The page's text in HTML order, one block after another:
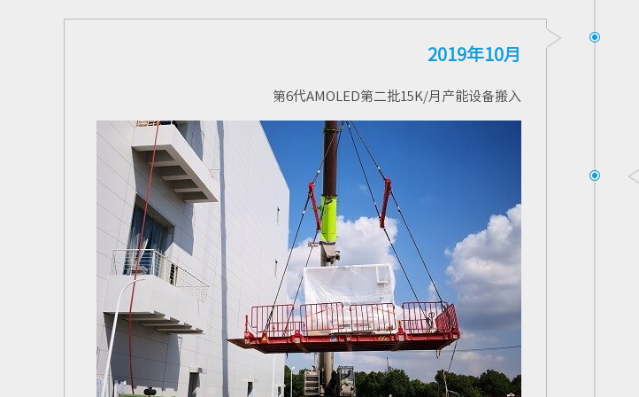
2019年10月
第6代AMOLED第二批15K/月产能设备搬入